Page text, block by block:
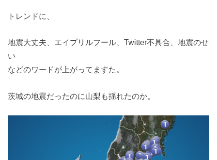
トレンドに、
地震大丈夫、エイプリルフール、Twitter不具合、地震のせ
い
などのワードが上がってますた。
茨城の地震だったのに山梨も揺れたのか。